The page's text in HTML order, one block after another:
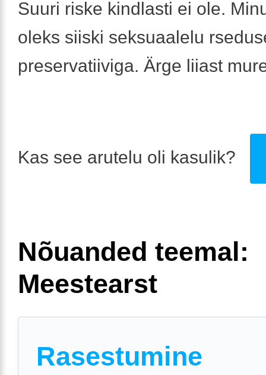
Suuri riske kindlasti ei ole.
oleks siiski seksuaalelu
preservatiiviga. Ärge liiast
Kas see arutelu oli kasulik?
Nõuanded teemal:
Meestearst
Rasestumine